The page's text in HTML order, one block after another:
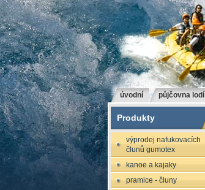
úvodní půjčovna lodí
Produkty
výprodej nafukovacích
člunů gumotex
kanoe a kajaky
pramice - čluny